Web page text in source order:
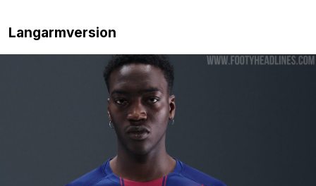
Langarmversion